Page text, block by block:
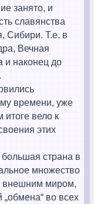
занято, и
славянства
Сибири. Т.е. в
Вечная
и наконец до
времени, уже
итоге вело к
этих
страна в
множество
внешним миром,
во всех